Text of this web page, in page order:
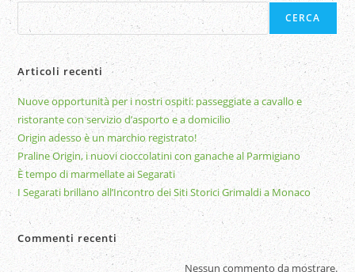
CERCA
Articoli recenti
Nuove opportunità per i nostri ospiti: passeggiate a cavallo e
ristorante con servizio d’asporto e a domicilio
Origin adesso è un marchio registrato!
Praline Origin, i nuovi cioccolatini con ganache al Parmigiano
È tempo di marmellate ai Segarati
I Segarati brillano all’Incontro dei Siti Storici Grimaldi a Monaco
Commenti recenti
Nessun commento da mostrare.